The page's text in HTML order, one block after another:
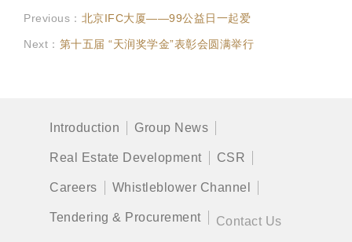
Previous： 北京IFC大厦——99公益日一起爱
Next： 第十五届 “天润奖学金”表彰会圆满举行
Introduction Group News
Real Estate Development CSR
Careers Whistleblower Channel
Tendering & Procurement Contact Us